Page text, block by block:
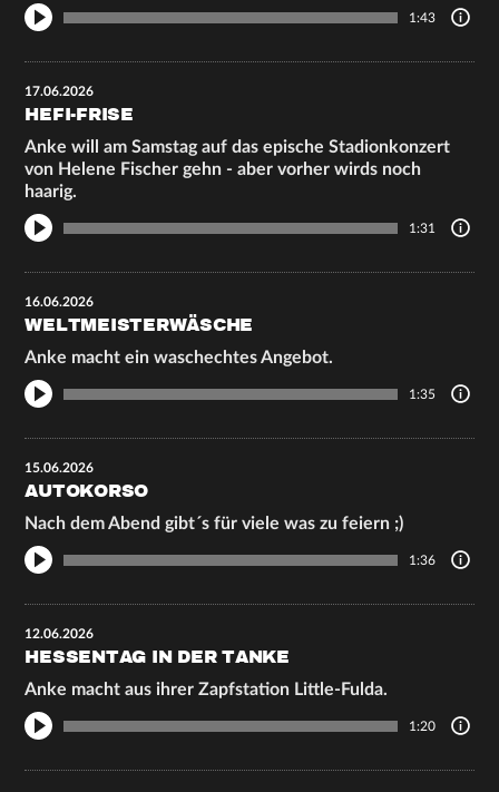
1:43
17.06.2026
HEFI-FRISE
Anke will am Samstag auf das epische Stadionkonzert
von Helene Fischer gehn - aber vorher wirds noch
haarig.
1:31
16.06.2026
WELTMEISTERWÄSCHE
Anke macht ein waschechtes Angebot.
1:35
15.06.2026
AUTOKORSO
Nach dem Abend gibt´s für viele was zu feiern ;)
1:36
12.06.2026
HESSENTAG IN DER TANKE
Anke macht aus ihrer Zapfstation Little-Fulda.
1:20